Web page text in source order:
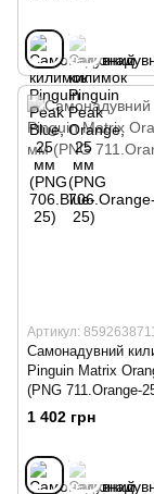
Артикул:
Самонадувний
Pinguin Matrix
(PNG 711.Orange-
1 402 грн